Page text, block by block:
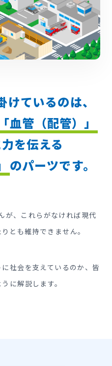
ているのは、
「血管（配管）」
を伝える
のパーツです。
が、これらがなければ現代
とも維持できません。
社会を支えているのか、皆
に解説します。